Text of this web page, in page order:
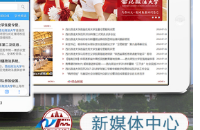
务能力和综合素质。学校将以本次比赛
化干部比赛培训机制，推动干部素质能
展同频共振，为加快推进高水平大学建
稿：党委组织部 撰稿：严芳 李月胤 审